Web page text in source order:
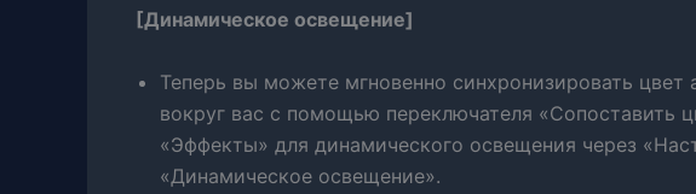
[Динамическое освещение]
Теперь вы можете мгновенно синхронизировать цвет
вокруг вас с помощью переключателя «Сопоставить
«Эффекты» для динамического освещения через
«Динамическое освещение».